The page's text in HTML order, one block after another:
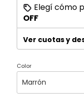
Elegí cómo
OFF
Ver cuotas y
Color